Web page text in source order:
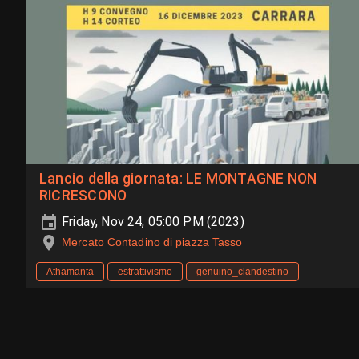
Lancio della giornata: LE MONTAGNE NON
RICRESCONO
Friday, Nov 24, 05:00 PM (2023)
Mercato Contadino di piazza Tasso
Athamanta estrattivismo genuino_clandestino